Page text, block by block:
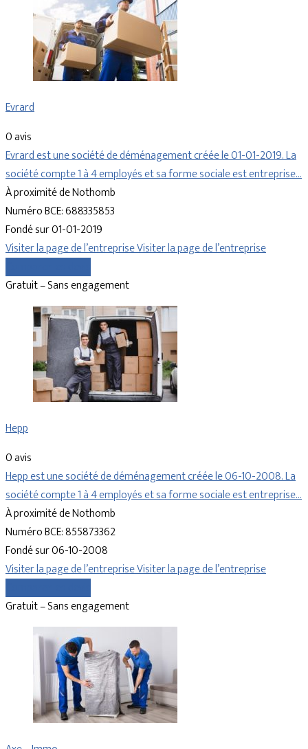
Evrard
0 avis
Evrard est une société de déménagement créée le 01-01-2019. La
société compte 1 à 4 employés et sa forme sociale est entreprise…
À proximité de Nothomb
Numéro BCE: 688335853
Fondé sur 01-01-2019
Visiter la page de l’entrepriseVisiter la page de l’entreprise
Gratuit – Sans engagement
Hepp
0 avis
Hepp est une société de déménagement créée le 06-10-2008. La
société compte 1 à 4 employés et sa forme sociale est entreprise…
À proximité de Nothomb
Numéro BCE: 855873362
Fondé sur 06-10-2008
Visiter la page de l’entrepriseVisiter la page de l’entreprise
Gratuit – Sans engagement